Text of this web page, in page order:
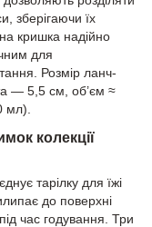
зберігаючи їх
кришка надійно
для
Розмір ланч-
— 5,5 см, об’єм ≈
мл).
колекції
тарілку для їжі
до поверхні
час годування. Три